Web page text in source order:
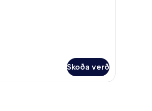
Skoða verð